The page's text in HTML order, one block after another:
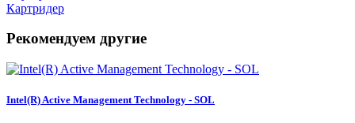
Картридер
Рекомендуем другие
Intel(R) Active Management Technology - SOL